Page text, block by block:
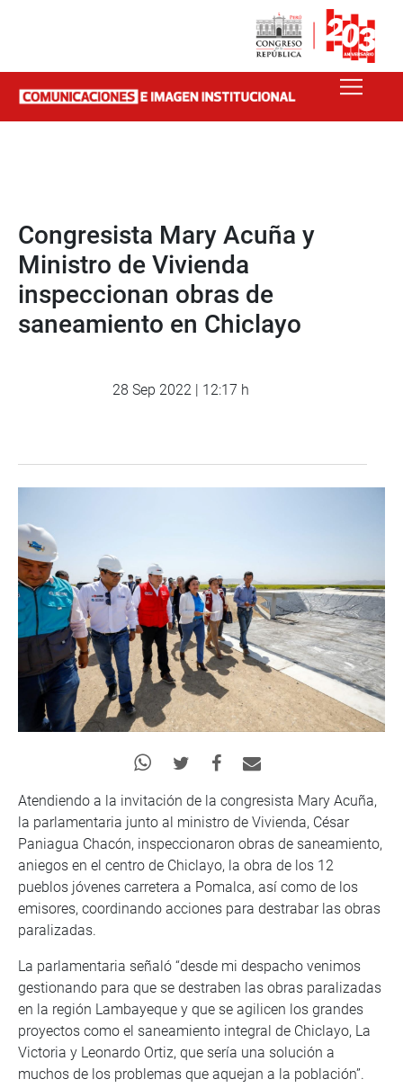
Congresista Mary Acuña y
Ministro de Vivienda
inspeccionan obras de
saneamiento en Chiclayo
28 Sep 2022 | 12:17 h
Atendiendo a la invitación de la congresista Mary Acuña,
la parlamentaria junto al ministro de Vivienda, César
Paniagua Chacón, inspeccionaron obras de saneamiento,
aniegos en el centro de Chiclayo, la obra de los 12
pueblos jóvenes carretera a Pomalca, así como de los
emisores, coordinando acciones para destrabar las obras
paralizadas.
La parlamentaria señaló “desde mi despacho venimos
gestionando para que se destraben las obras paralizadas
en la región Lambayeque y que se agilicen los grandes
proyectos como el saneamiento integral de Chiclayo, La
Victoria y Leonardo Ortiz, que sería una solución a
muchos de los problemas que aquejan a la población”.